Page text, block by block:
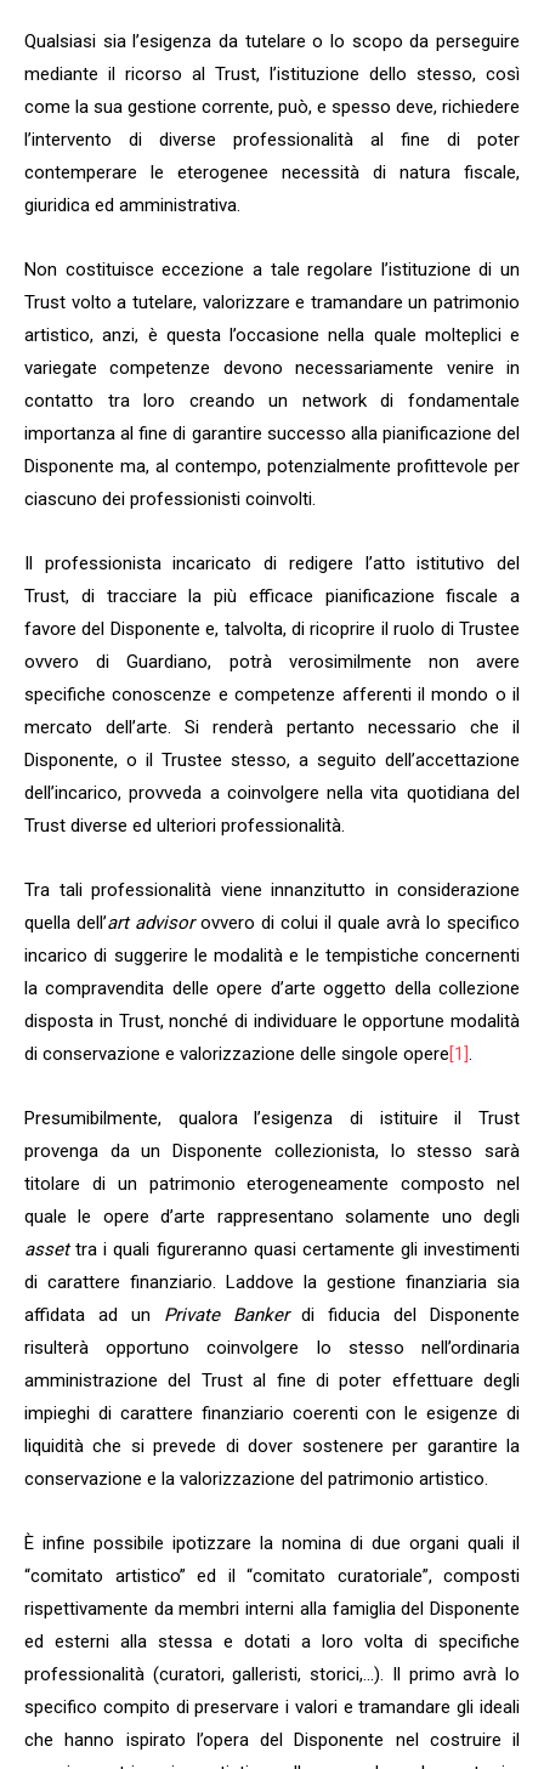
Qualsiasi sia l’esigenza da tutelare o lo scopo da perseguire
mediante il ricorso al Trust, l’istituzione dello stesso, così
come la sua gestione corrente, può, e spesso deve, richiedere
l’intervento di diverse professionalità al fine di poter
contemperare le eterogenee necessità di natura fiscale,
giuridica ed amministrativa.
Non costituisce eccezione a tale regolare l’istituzione di un
Trust volto a tutelare, valorizzare e tramandare un patrimonio
artistico, anzi, è questa l’occasione nella quale molteplici e
variegate competenze devono necessariamente venire in
contatto tra loro creando un network di fondamentale
importanza al fine di garantire successo alla pianificazione del
Disponente ma, al contempo, potenzialmente profittevole per
ciascuno dei professionisti coinvolti.
Il professionista incaricato di redigere l’atto istitutivo del
Trust, di tracciare la più efficace pianificazione fiscale a
favore del Disponente e, talvolta, di ricoprire il ruolo di Trustee
ovvero di Guardiano, potrà verosimilmente non avere
specifiche conoscenze e competenze afferenti il mondo o il
mercato dell’arte. Si renderà pertanto necessario che il
Disponente, o il Trustee stesso, a seguito dell’accettazione
dell’incarico, provveda a coinvolgere nella vita quotidiana del
Trust diverse ed ulteriori professionalità.
Tra tali professionalità viene innanzitutto in considerazione
quella dell’art advisorovvero di colui il quale avrà lo specifico
incarico di suggerire le modalità e le tempistiche concernenti
la compravendita delle opere d’arte oggetto della collezione
disposta in Trust, nonché di individuare le opportune modalità
di conservazione e valorizzazione delle singole opere[1].
Presumibilmente, qualora l’esigenza di istituire il Trust
provenga da un Disponente collezionista, lo stesso sarà
titolare di un patrimonio eterogeneamente composto nel
quale le opere d’arte rappresentano solamente uno degli
assettra i quali figureranno quasi certamente gli investimenti
di carattere finanziario. Laddove la gestione finanziaria sia
affidata ad un Private Bankerdi fiducia del Disponente
risulterà opportuno coinvolgere lo stesso nell’ordinaria
amministrazione del Trust al fine di poter effettuare degli
impieghi di carattere finanziario coerenti con le esigenze di
liquidità che si prevede di dover sostenere per garantire la
conservazione e la valorizzazione del patrimonio artistico.
È infine possibile ipotizzare la nomina di due organi quali il
“comitato artistico” ed il “comitato curatoriale”, composti
rispettivamente da membri interni alla famiglia del Disponente
ed esterni alla stessa e dotati a loro volta di specifiche
professionalità (curatori, galleristi, storici,…). Il primo avrà lo
specifico compito di preservare i valori e tramandare gli ideali
che hanno ispirato l’opera del Disponente nel costruire il